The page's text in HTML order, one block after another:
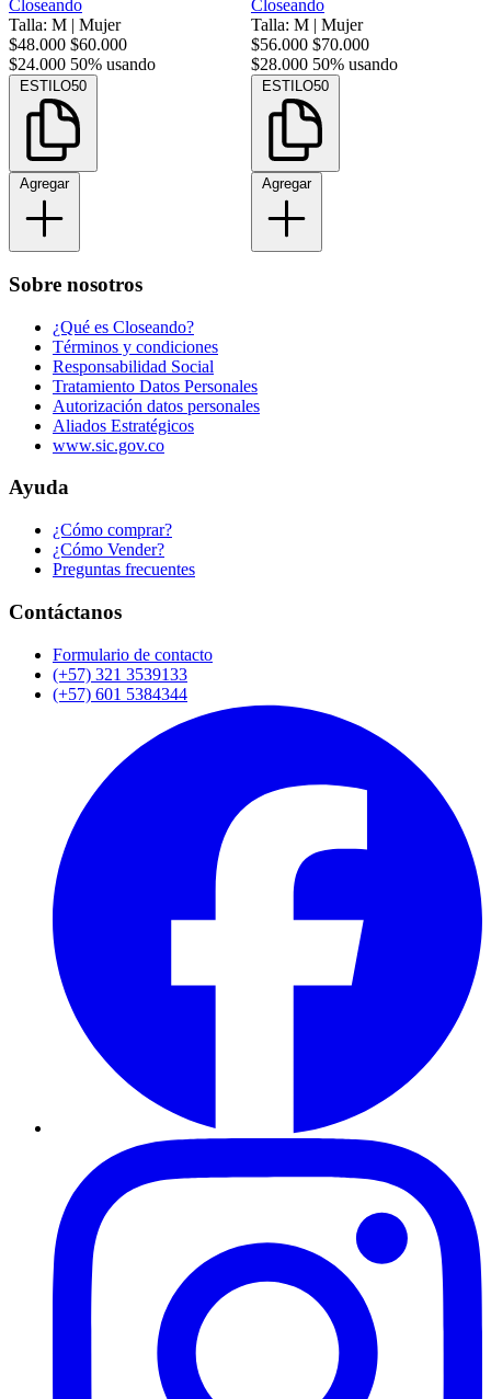
Closeando
Talla: M | Mujer
$48.000 $60.000
$24.000 50% usando
ESTILO50
Agregar
Closeando
Talla: M | Mujer
$56.000 $70.000
$28.000 50% usando
ESTILO50
Agregar
Sobre nosotros
¿Qué es Closeando?
Términos y condiciones
Responsabilidad Social
Tratamiento Datos Personales
Autorización datos personales
Aliados Estratégicos
www.sic.gov.co
Ayuda
¿Cómo comprar?
¿Cómo Vender?
Preguntas frecuentes
Contáctanos
Formulario de contacto
(+57) 321 3539133
(+57) 601 5384344